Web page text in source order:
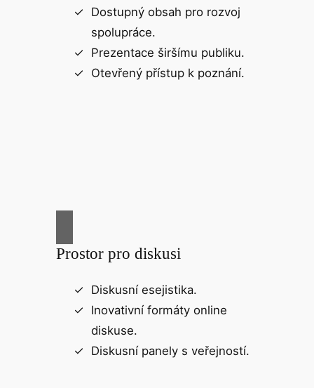
Dostupný obsah pro rozvoj
spolupráce.
Prezentace širšímu publiku.
Otevřený přístup k poznání.
Prostor pro diskusi
Diskusní esejistika.
Inovativní formáty online
diskuse.
Diskusní panely s veřejností.